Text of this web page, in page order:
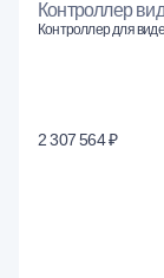
Контроллер
Контроллер для
2 307 564 ₽